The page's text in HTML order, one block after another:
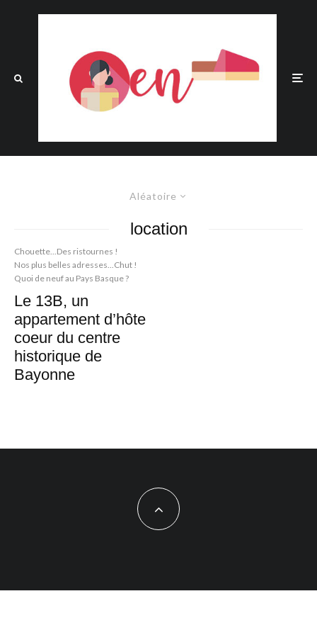
Aléatoire
location
Chouette...Des ristournes !
Nos plus belles adresses...Chut !
Quoi de neuf au Pays Basque ?
Le 13B, un
appartement d’hôte
coeur du centre
historique de
Bayonne